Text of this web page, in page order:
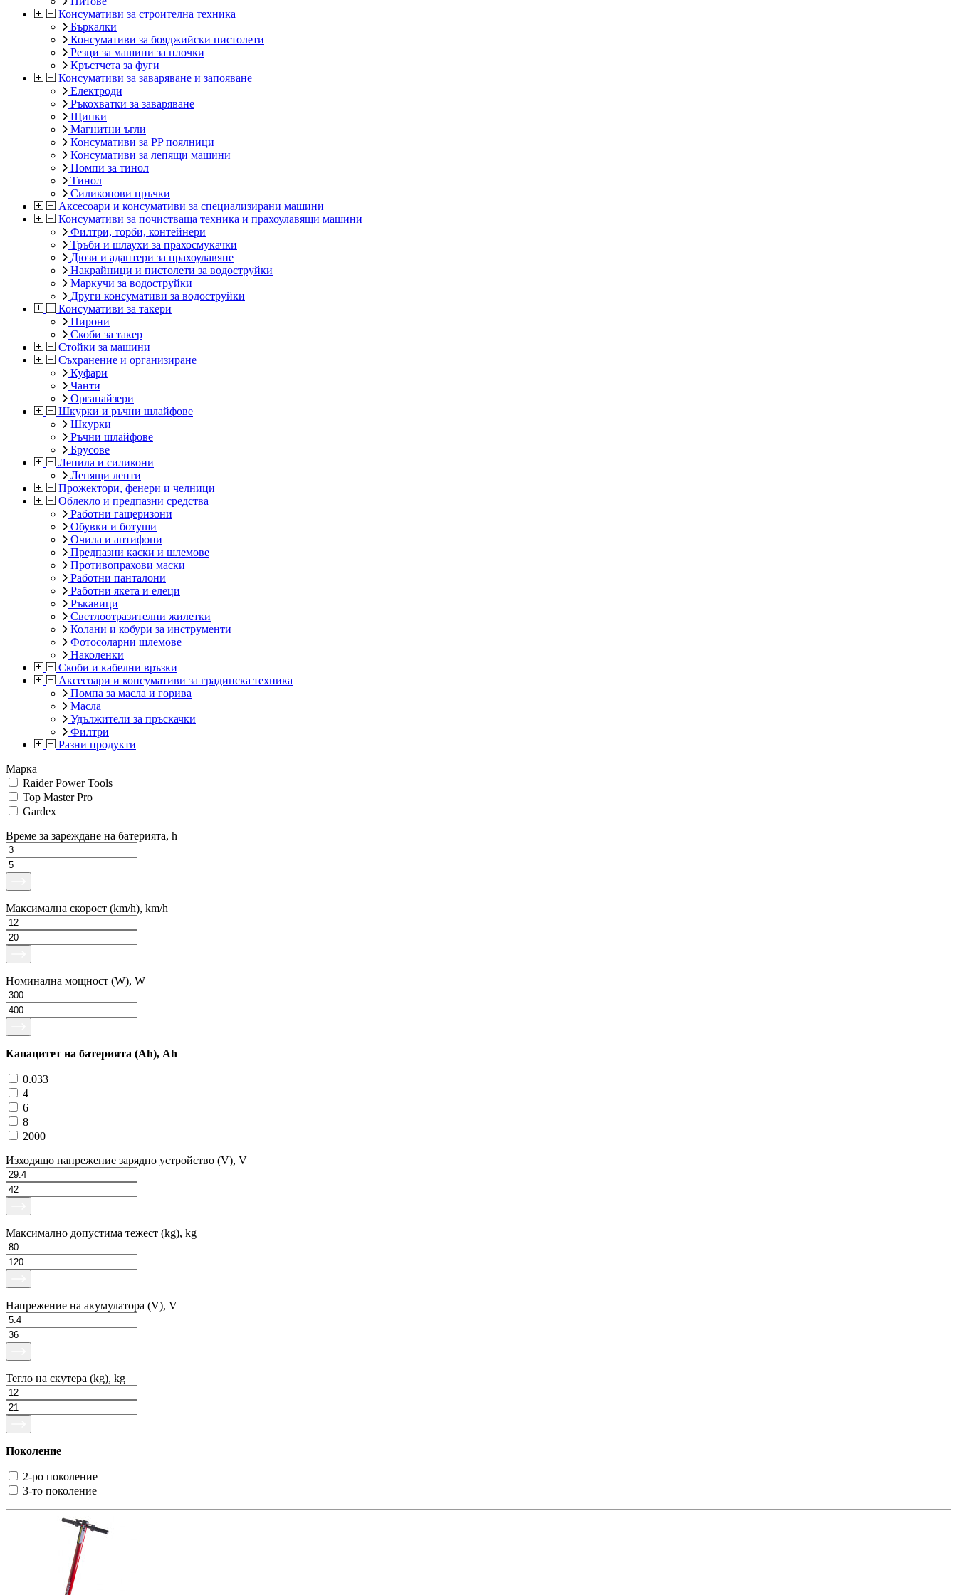
Консумативи за строителна техника
Бъркалки
Консумативи за бояджийски пистолети
Резци за машини за плочки
Кръстчета за фуги
Консумативи за заваряване и запояване
Електроди
Ръкохватки за заваряване
Щипки
Магнитни ъгли
Консумативи за PP поялници
Консумативи за лепящи машини
Помпи за тинол
Тинол
Силиконови пръчки
Аксесоари и консумативи за специализирани машини
Консумативи за почистваща техника и прахоулавящи машини
Филтри, торби, контейнери
Тръби и шлаухи за прахосмукачки
Дюзи и адаптери за прахоулавяне
Накрайници и пистолети за водоструйки
Маркучи за водоструйки
Други консумативи за водоструйки
Консумативи за такери
Пирони
Скоби за такер
Стойки за машини
Съхранение и организиране
Куфари
Чанти
Органайзери
Шкурки и ръчни шлайфове
Шкурки
Ръчни шлайфове
Брусове
Лепила и силикони
Лепящи ленти
Прожектори, фенери и челници
Облекло и предпазни средства
Работни гащеризони
Обувки и ботуши
Очила и антифони
Предпазни каски и шлемове
Противопрахови маски
Работни панталони
Работни якета и елеци
Ръкавици
Светлоотразителни жилетки
Колани и кобури за инструменти
Фотосоларни шлемове
Наколенки
Скоби и кабелни връзки
Аксесоари и консумативи за градинска техника
Помпa за масла и горива
Масла
Удължители за пръскачки
Филтри
Разни продукти
Марка
Raider Power Tools
Top Master Pro
Gardex
Време за зареждане на батерията, h
Максимална скорост (km/h), km/h
Номинална мощност (W), W
Капацитет на батерията (Ah), Ah
0.033
4
6
8
2000
Изходящо напрежение зарядно устройство (V), V
Максимално допустима тежест (kg), kg
Напрежение на акумулатора (V), V
Тегло на скутера (kg), kg
Поколение
2-ро поколение
3-то поколение